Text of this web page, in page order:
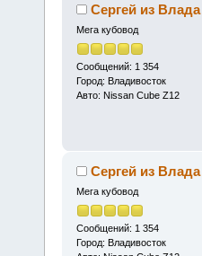
Сергей из Влада
Мега кубовод
Сообщений: 1 354
Город: Владивосток
Авто: Nissan Cube Z12
Сергей из Влада
Мега кубовод
Сообщений: 1 354
Город: Владивосток